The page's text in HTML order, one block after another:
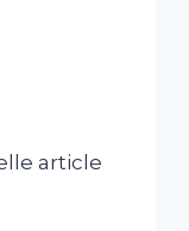
article